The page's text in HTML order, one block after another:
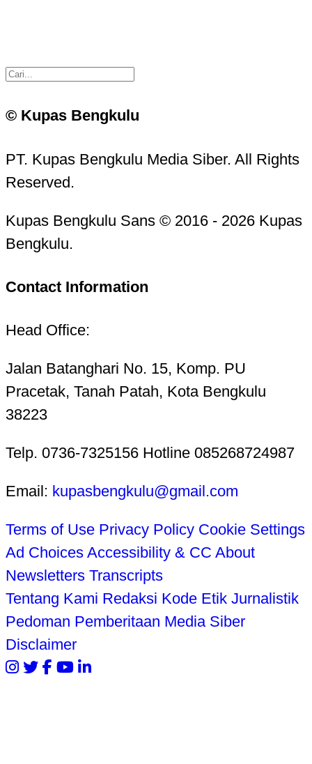
© Kupas Bengkulu
PT. Kupas Bengkulu Media Siber. All Rights
Reserved.
Kupas Bengkulu Sans © 2016 - 2026 Kupas
Bengkulu.
Contact Information
Head Office:
Jalan Batanghari No. 15, Komp. PU
Pracetak, Tanah Patah, Kota Bengkulu
38223
Telp. 0736-7325156 Hotline 085268724987
Email: kupasbengkulu@gmail.com
Terms of Use Privacy Policy Cookie Settings
Ad Choices Accessibility & CC About
Newsletters Transcripts
Tentang Kami Redaksi Kode Etik Jurnalistik
Pedoman Pemberitaan Media Siber
Disclaimer